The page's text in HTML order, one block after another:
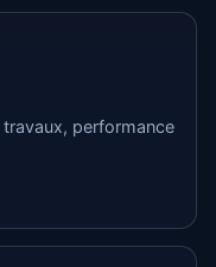
performance